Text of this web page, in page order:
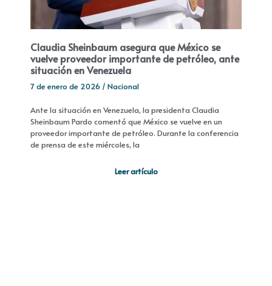
Claudia Sheinbaum asegura que México se
vuelve proveedor importante de petróleo, ante
situación en Venezuela
7 de enero de 2026 / Nacional
Ante la situación en Venezuela, la presidenta Claudia
Sheinbaum Pardo comentó que México se vuelve en un
proveedor importante de petróleo. Durante la conferencia
de prensa de este miércoles, la
Leer artículo